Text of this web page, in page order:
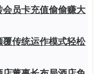
员卡充值偷偷赚大
传统运作模式轻松